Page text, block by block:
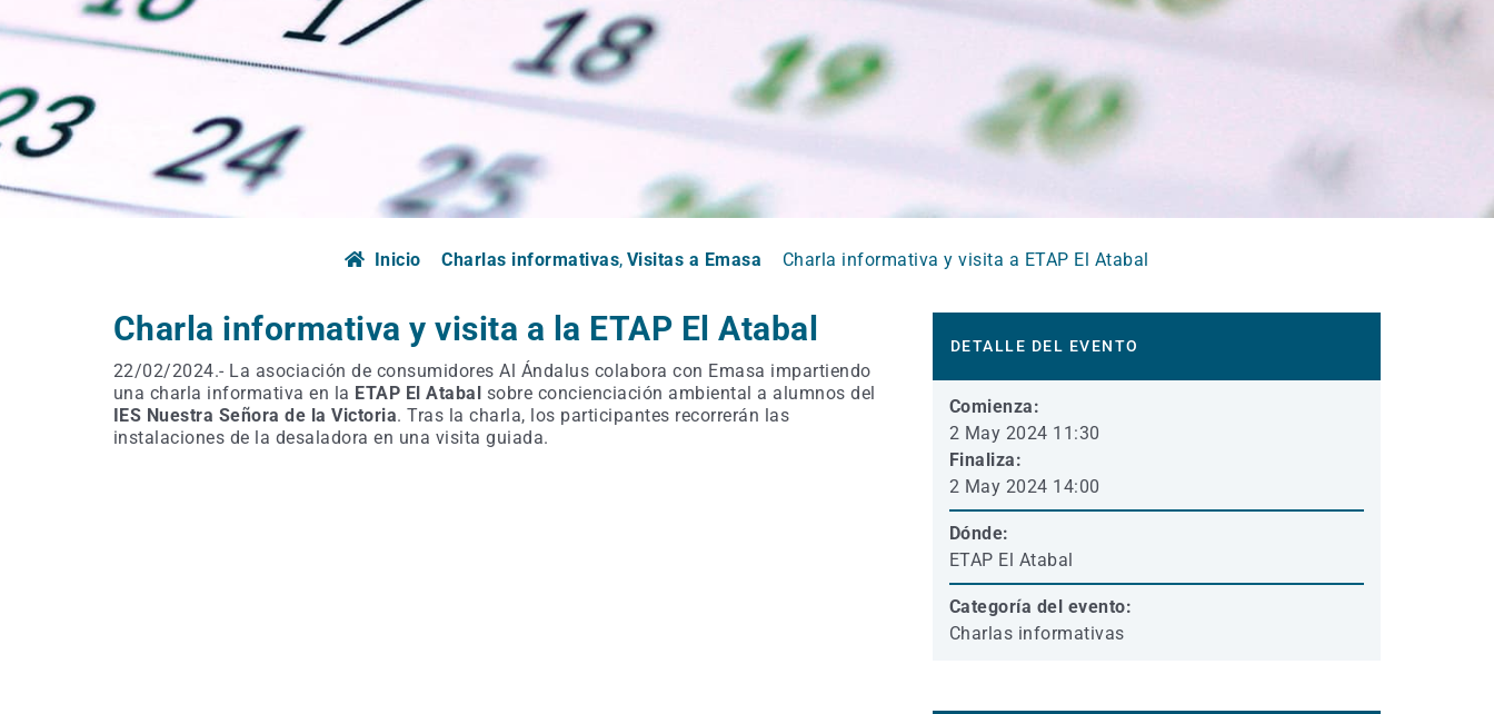
Inicio Charlas informativas Visitas a Emasa Charla informativa y visita a ETAP El Atabal
Charla informativa y visita a la ETAP El Atabal
22/02/2024.- La asociación de consumidores Al Ándalus colabora con Emasa impartiendo
una charla informativa en la ETAP El Atabal sobre concienciación ambiental a alumnos del
IES Nuestra Señora de la Victoria. Tras la charla, los participantes recorrerán las
instalaciones de la desaladora en una visita guiada.
DETALLE DEL EVENTO
Comienza:
2 May 2024 11:30
Finaliza:
2 May 2024 14:00
Dónde:
ETAP El Atabal
Categoría del evento:
Charlas informativas